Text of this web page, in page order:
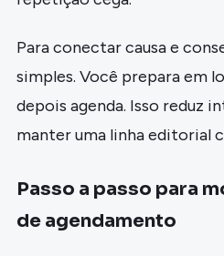
Para conectar causa e
simples. Você prepara em
depois agenda. Isso reduz
manter uma linha editorial
Passo a passo para
de agendamento